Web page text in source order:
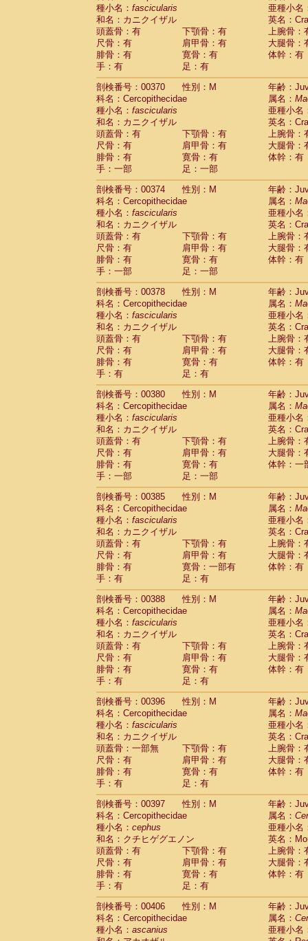
種小名： fascicularis
亜種小名
和名：カニクイザル
英名：
頭蓋骨：有
下顎骨：有
上腕骨：
尺骨：有
肩甲骨：有
大腿骨：
腓骨：有
寛骨：有
体幹：有
手：有
足：有
剖検番号：00370
性別：M
年齢：
科名：Cercopithecidae
属名：
種小名： fascicularis
亜種小名
和名：カニクイザル
英名：
頭蓋骨：有
下顎骨：有
上腕骨：
尺骨：有
肩甲骨：有
大腿骨：
腓骨：有
寛骨：有
体幹：有
手：一部
足：一部
剖検番号：00374
性別：M
年齢：
科名：Cercopithecidae
属名：
種小名： fascicularis
亜種小名
和名：カニクイザル
英名：
頭蓋骨：有
下顎骨：有
上腕骨：
尺骨：有
肩甲骨：有
大腿骨：
腓骨：有
寛骨：有
体幹：有
手：一部
足：一部
剖検番号：00378
性別：M
年齢：
科名：Cercopithecidae
属名：
種小名： fascicularis
亜種小名
和名：カニクイザル
英名：
頭蓋骨：有
下顎骨：有
上腕骨：
尺骨：有
肩甲骨：有
大腿骨：
腓骨：有
寛骨：有
体幹：有
手：有
足：有
剖検番号：00380
性別：M
年齢：
科名：Cercopithecidae
属名：
種小名： fascicularis
亜種小名
和名：カニクイザル
英名：
頭蓋骨：有
下顎骨：有
上腕骨：
尺骨：有
肩甲骨：有
大腿骨：
腓骨：有
寛骨：有
体幹：一
手：一部
足：一部
剖検番号：00385
性別：M
年齢：
科名：Cercopithecidae
属名：
種小名： fascicularis
亜種小名
和名：カニクイザル
英名：
頭蓋骨：有
下顎骨：有
上腕骨：
尺骨：有
肩甲骨：有
大腿骨：
腓骨：有
寛骨：一部有
体幹：有
手：有
足：有
剖検番号：00388
性別：M
年齢：
科名：Cercopithecidae
属名：
種小名： fascicularis
亜種小名
和名：カニクイザル
英名：
頭蓋骨：有
下顎骨：有
上腕骨：
尺骨：有
肩甲骨：有
大腿骨：
腓骨：有
寛骨：有
体幹：有
手：有
足：有
剖検番号：00396
性別：M
年齢：
科名：Cercopithecidae
属名：
種小名： fascicularis
亜種小名
和名：カニクイザル
英名：
頭蓋骨：一部無
下顎骨：有
上腕骨：
尺骨：有
肩甲骨：有
大腿骨：
腓骨：有
寛骨：有
体幹：有
手：有
足：有
剖検番号：00397
性別：M
年齢：
科名：Cercopithecidae
属名：
種小名： cephus
亜種小名
和名：クチヒゲグエノン
英名：
頭蓋骨：有
下顎骨：有
上腕骨：
尺骨：有
肩甲骨：有
大腿骨：
腓骨：有
寛骨：有
体幹：有
手：有
足：有
剖検番号：00406
性別：M
年齢：
科名：Cercopithecidae
属名：
種小名： ascanius
亜種小名